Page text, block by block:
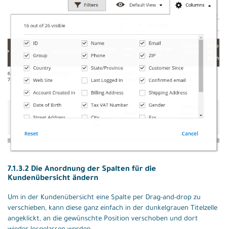
7.1.3.2 Die Anordnung der Spalten für die
Kundenübersicht ändern
Um in der Kundenübersicht eine Spalte per Drag-and-drop zu
verschieben, kann diese ganz einfach in der dunkelgrauen Titelzelle
angeklickt, an die gewünschte Position verschoben und dort